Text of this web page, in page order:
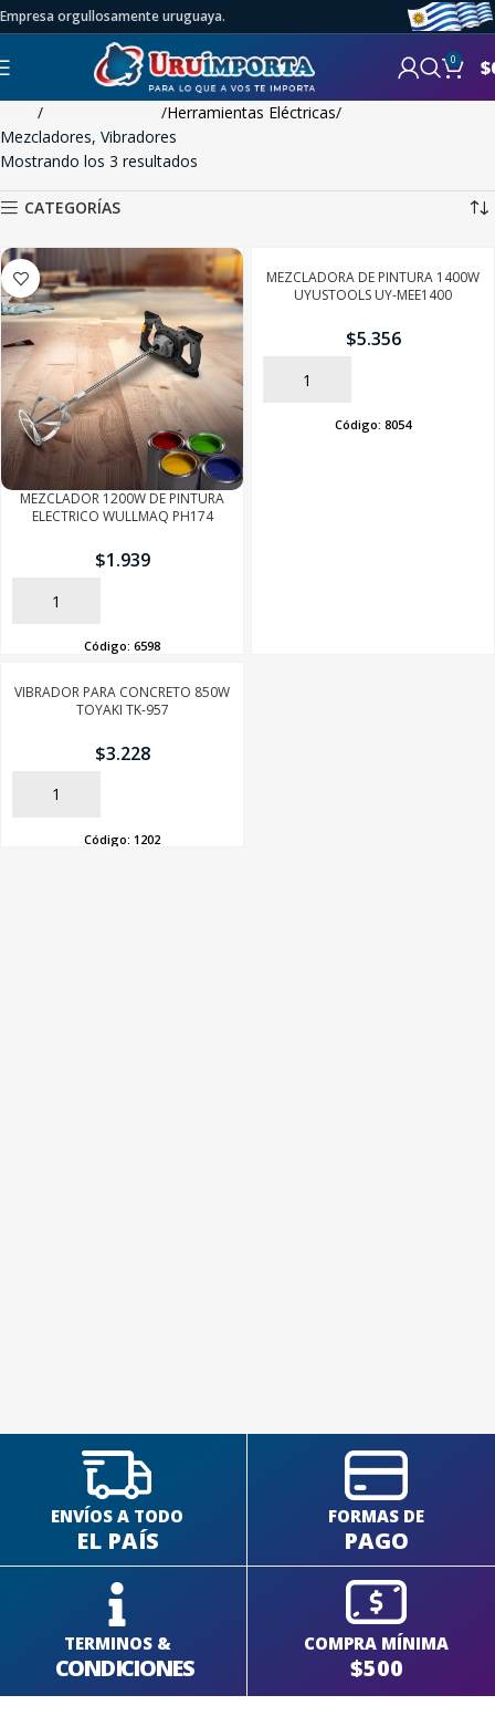
Empresa orgullosamente uruguaya.
0 $
Herramientas Eléctricas
Mezcladores, Vibradores
Mostrando los 3 resultados
CATEGORÍAS
MEZCLADOR 1200W DE PINTURA
ELECTRICO WULLMAQ PH174
$1.939
AÑADIR
Código: 6598
MEZCLADORA DE PINTURA 1400W
UYUSTOOLS UY-MEE1400
$5.356
AÑADIR
Código: 8054
VIBRADOR PARA CONCRETO 850W
TOYAKI TK-957
$3.228
AÑADIR
Código: 1202
ENVÍOS A TODO
EL PAÍS
FORMAS DE
PAGO
TERMINOS &
CONDICIONES
COMPRA MÍNIMA
$500